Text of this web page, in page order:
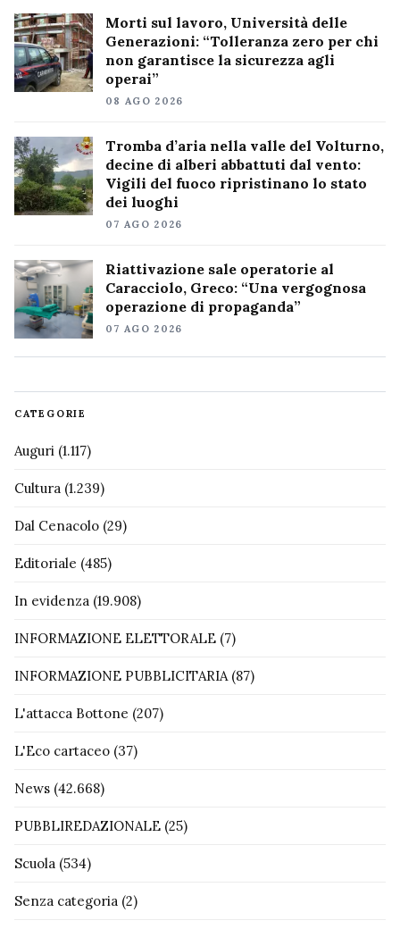
Morti sul lavoro, Università delle
Generazioni: “Tolleranza zero per chi
non garantisce la sicurezza agli
operai”
08 AGO 2026
Tromba d’aria nella valle del Volturno,
decine di alberi abbattuti dal vento:
Vigili del fuoco ripristinano lo stato
dei luoghi
07 AGO 2026
Riattivazione sale operatorie al
Caracciolo, Greco: “Una vergognosa
operazione di propaganda”
07 AGO 2026
CATEGORIE
Auguri (1.117)
Cultura (1.239)
Dal Cenacolo (29)
Editoriale (485)
In evidenza (19.908)
INFORMAZIONE ELETTORALE (7)
INFORMAZIONE PUBBLICITARIA(87)
L'attacca Bottone (207)
L'Eco cartaceo (37)
News (42.668)
PUBBLIREDAZIONALE (25)
Scuola (534)
Senza categoria (2)